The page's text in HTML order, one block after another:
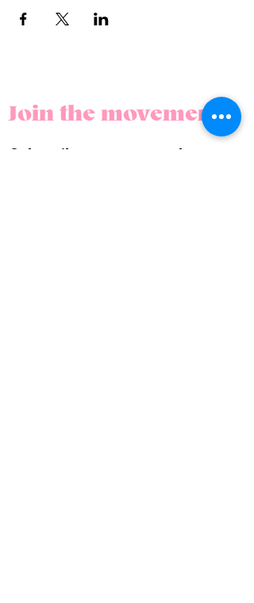
Join the movement
Subscribe to our newsletter.